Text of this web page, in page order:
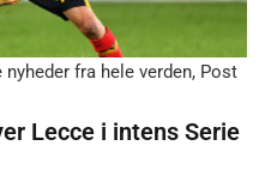
fra hele verden, Post
Lecce i intens Serie